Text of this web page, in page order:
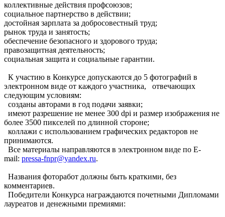
коллективные действия профсоюзов;
социальное партнерство в действии;
достойная зарплата за добросовестный труд;
рынок труда и занятость;
обеспечение безопасного и здорового труда;
правозащитная деятельность;
социальная защита и социальные гарантии.
К участию в Конкурсе допускаются до 5 фотографий в
электронном виде от каждого участника, отвечающих
следующим условиям:
созданы авторами в год подачи заявки;
имеют разрешение не менее 300 dpi и размер изображения не
более 3500 пикселей по длинной стороне;
коллажи с использованием графических редакторов не
принимаются.
Все материалы направляются в электронном виде по Е-
mail: pressa-fnpr@yandex.ru.
Названия фоторабот должны быть краткими, без
комментариев.
Победители Конкурса награждаются почетными Дипломами
лауреатов и денежными премиями: